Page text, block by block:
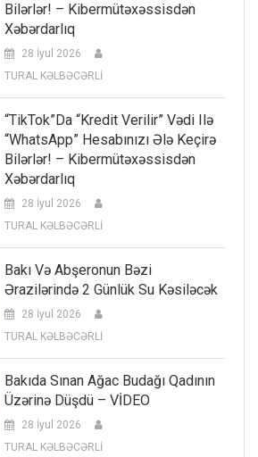
Bilərlər! – Kibermütəxəssisdən
Xəbərdarlıq
28 İyul 2026
TURAL KƏLBƏCƏRLİ
“TikTok”da “kredit Verilir” Vədi Ilə
“WhatsApp” Hesabınızı Ələ Keçirə
Bilərlər! – Kibermütəxəssisdən
Xəbərdarlıq
28 İyul 2026
TURAL KƏLBƏCƏRLİ
Bakı Və Abşeronun Bəzi
Ərazilərində 2 Günlük Su Kəsiləcək
28 İyul 2026
TURAL KƏLBƏCƏRLİ
Bakıda Sınan Ağac Budağı Qadının
Üzərinə Düşdü – VİDEO
28 İyul 2026
TURAL KƏLBƏCƏRLİ